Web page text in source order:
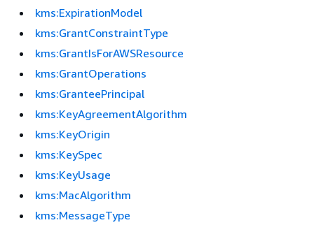
kms:ExpirationModel
kms:GrantConstraintType
kms:GrantIsForAWSResource
kms:GrantOperations
kms:GranteePrincipal
kms:KeyAgreementAlgorithm
kms:KeyOrigin
kms:KeySpec
kms:KeyUsage
kms:MacAlgorithm
kms:MessageType